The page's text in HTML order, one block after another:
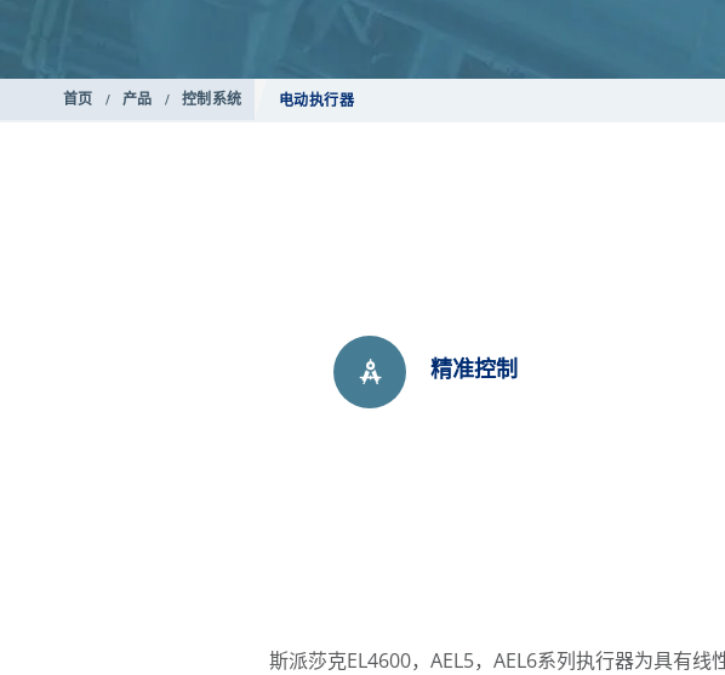
首页 / 产品 / 控制系统 电动执行器
精准控制
斯派莎克EL4600，AEL5，AEL6系列执行器为具有